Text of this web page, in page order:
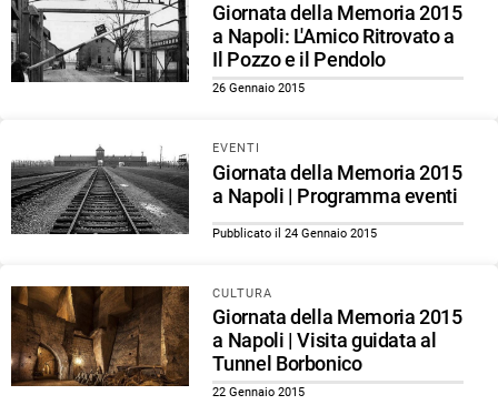
Giornata della Memoria 2015
a Napoli: L'Amico Ritrovato a
Il Pozzo e il Pendolo
26 Gennaio 2015
EVENTI
Giornata della Memoria 2015
a Napoli | Programma eventi
Pubblicato il 24 Gennaio 2015
CULTURA
Giornata della Memoria 2015
a Napoli | Visita guidata al
Tunnel Borbonico
22 Gennaio 2015